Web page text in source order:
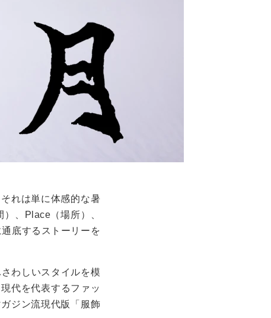
れは単に体感的な暑
、Place（場所）、
底するストーリーを
わしいスタイルを模
代を代表するファッ
ジン流現代版「服飾